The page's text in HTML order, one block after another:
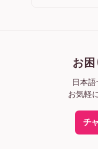
お困
日本語
お気軽
チ